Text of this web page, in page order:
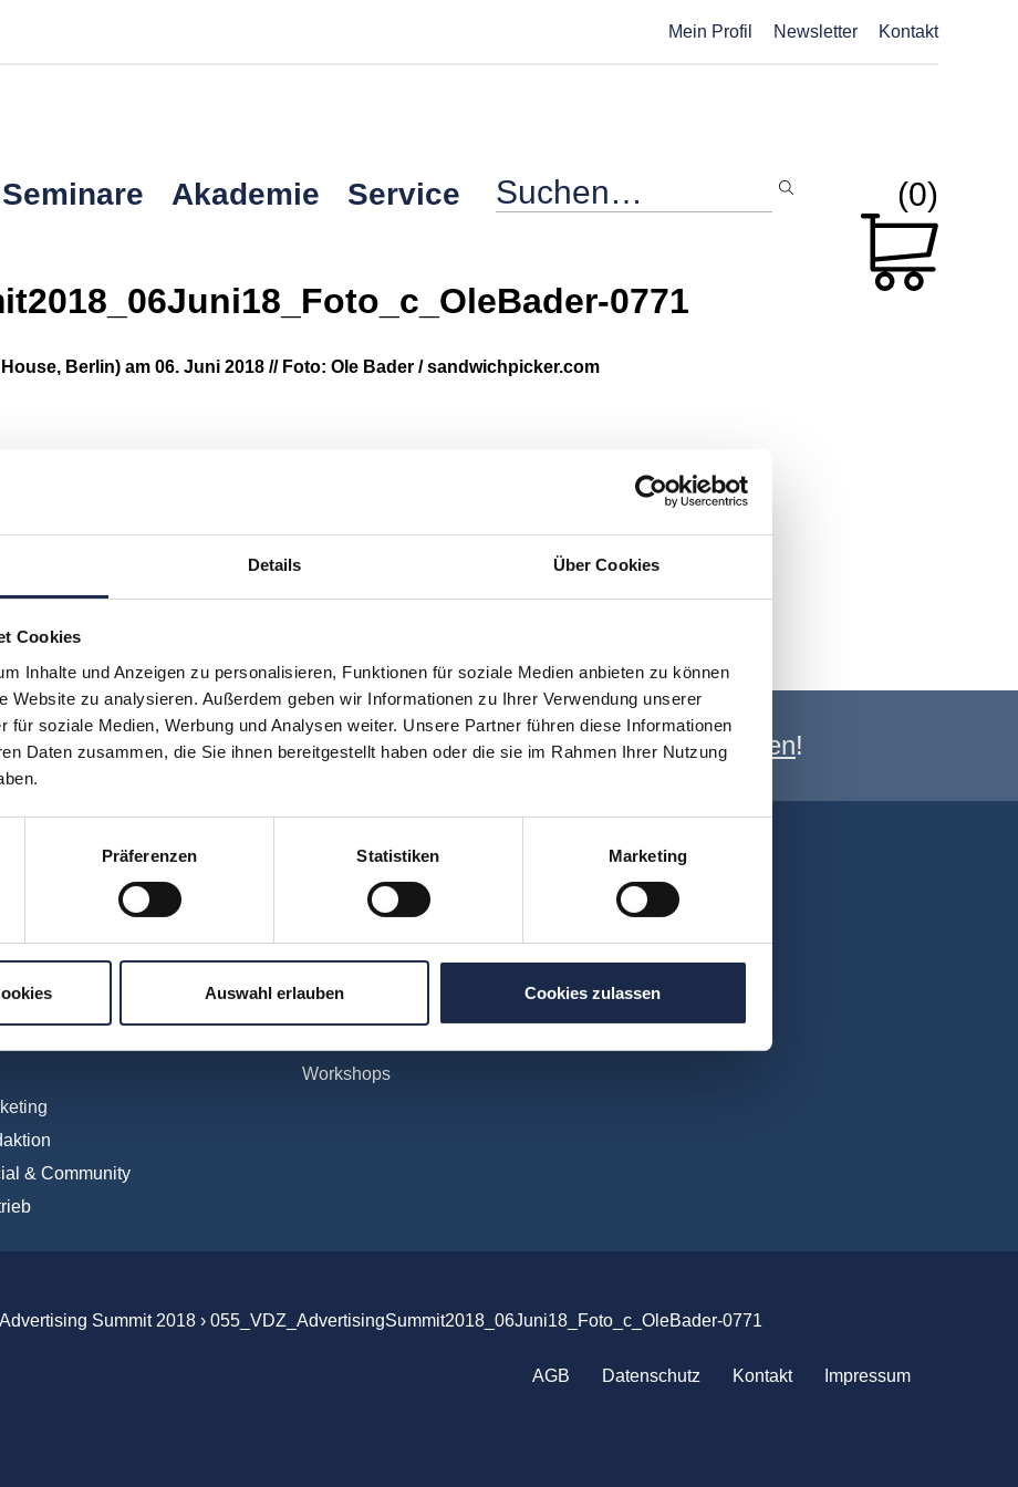
Details Über Cookies
Cookies
Inhalte und Anzeigen zu personalisieren, Funktionen für soziale Medien anbieten zu können
Website zu analysieren. Außerdem geben wir Informationen zu Ihrer Verwendung unserer
für soziale Medien, Werbung und Analysen weiter. Unsere Partner führen diese Informationen
Daten zusammen, die Sie ihnen bereitgestellt haben oder die sie im Rahmen Ihrer Nutzung
Präferenzen Statistiken Marketing
Auswahl erlauben Cookies zulassen
Mein Profil Newsletter Kontakt
Akademie Service (0)
0771
Berlin) am 06. Juni 2018 // Foto: Ole Bader / sandwichpicker.com
verpassen: Jetzt für denMVFP Akademie Newsletter anmelden!
& Subscription
& Community
Konferenzen
Touren
Workshops
Summit 2018 › 055_VDZ_AdvertisingSummit2018_06Juni18_Foto_c_OleBader-0771
AGB Datenschutz Kontakt Impressum